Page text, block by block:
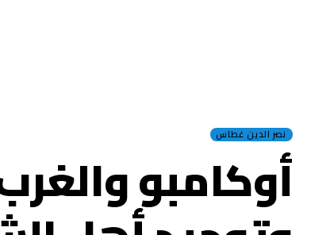
نصر الدين غطاس
أوكامبو